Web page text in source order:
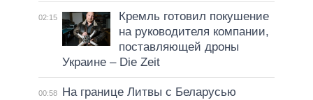
02:15
Кремль готовил покушение
на руководителя компании,
поставляющей дроны
Украине – Die Zeit
00:58
На границе Литвы с Беларусью